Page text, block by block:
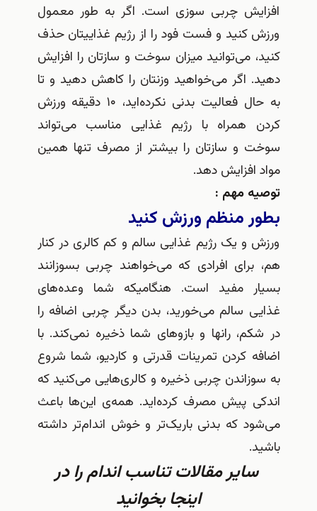
چربی سوزی است. اگر به طور معمول
کنید و فست فود را از رژیم غذاییتان حذف
می‌توانید میزان سوخت و سازتان را افزایش
اگر می‌خواهید وزنتان را کاهش دهید و تا
به حال فعالیت بدنی نکرده‌اید، ۱۰ دقیقه ورزش
همراه با رژیم غذایی مناسب می‌تواند
و سازتان را بیشتر از مصرف تنها همین
افزایش دهد.
مهم :
منظم ورزش کنید
و یک رژیم غذایی سالم و کم کالری در کنار
افرادی که می‌خواهند چربی بسوزانند
مفید است. هنگامیکه شما وعده‌های
سالم می‌خورید، بدن دیگر چربی اضافه را
رانها و بازوهای شما ذخیره نمی‌کند. با
کردن تمرینات قدرتی و کاردیو، شما شروع
چربی ذخیره و کالری‌هایی می‌کنید که
پیش مصرف کرده‌اید. همه‌ی ‌این‌ها باعث
که بدنی باریک‌تر و خوش اندام‌تر داشته
ساير مقالات تناسب اندام را در
اينجا بخوانيد